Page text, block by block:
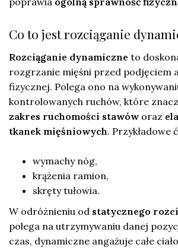
Co to jest rozciąganie
Rozciąganie dynamiczne to
rozgrzanie mięśni przed podjęciem
fizycznej. Polega ono na
kontrolowanych ruchów, które
zakres ruchomości stawów oraz
tkanek mięśniowych. Przykładowe
wymachy nóg,
krążenia ramion,
skręty tułowia.
W odróżnieniu od statycznego
polega na utrzymywaniu danej
czas, dynamiczne angażuje całe